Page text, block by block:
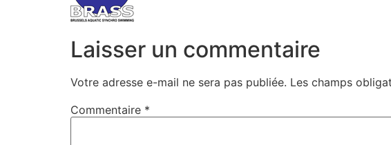
Laisser un commentaire
Votre adresse e-mail ne sera pas publiée. Les champs
Commentaire *